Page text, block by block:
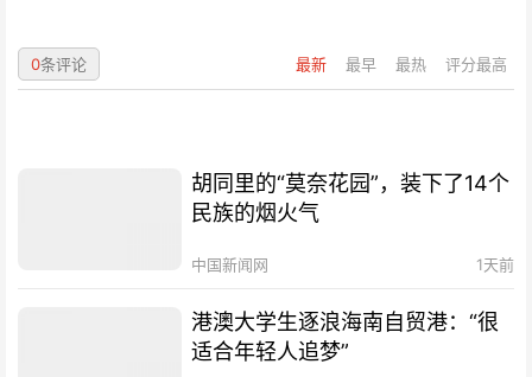
最新 最早 最热 评分最高
0条评论
胡同里的“莫奈花园”，装下了14个
民族的烟火气
中国新闻网 1天前
港澳大学生逐浪海南自贸港：“很
适合年轻人追梦”